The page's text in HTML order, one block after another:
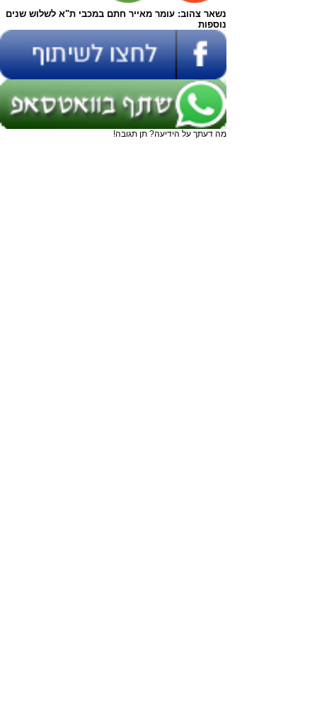
נשאר צהוב: עומר מאייר חתם במכבי ת"א לשלוש שנים
נוספות
מה דעתך על הידיעה? תן תגובה!